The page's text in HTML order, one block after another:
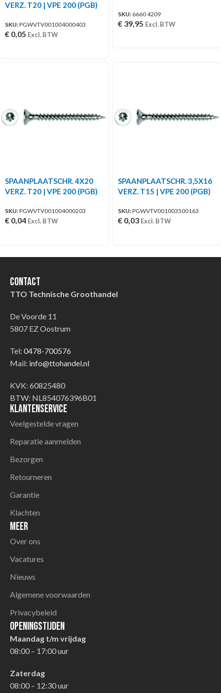
VERZ. T20 | VPE 200 (PGB)
SKU:PGWVTV001004000403
€ 0,05 Excl. BTW
SKU: 6660 4209
€ 39,95 Excl. BTW
SPAANPLAATSCHR. 4X20
VERZ. T20 | VPE 200 (PGB)
SKU:PGWVTV001004000203
€ 0,04 Excl. BTW
SPAANPLAATSCHR. 3,5X16
VERZ. T15 | VPE 200 (PGB)
SKU:PGWVTV001003500163
€ 0,03 Excl. BTW
Contact
TTO Technische Groothandel
De Voorde 11
5807 EZ Oostrum
Tel: 0478-700576
Mail: info@ttohandel.nl
KVK: 60825480
BTW: NL854076396B01
Klantenservice
Veelgestelde vragen
Reparatie aanmelden
Bezorgen
Retourneren
Garantie
Klachten
Meer
Over ons
Vacatures
Nieuws
Algemene voorwaarden
Privacybeleid
Openingstijden
Maandag t/m vrijdag
08:00 – 17:00 uur
Zaterdag
08:00 – 12:30 uur